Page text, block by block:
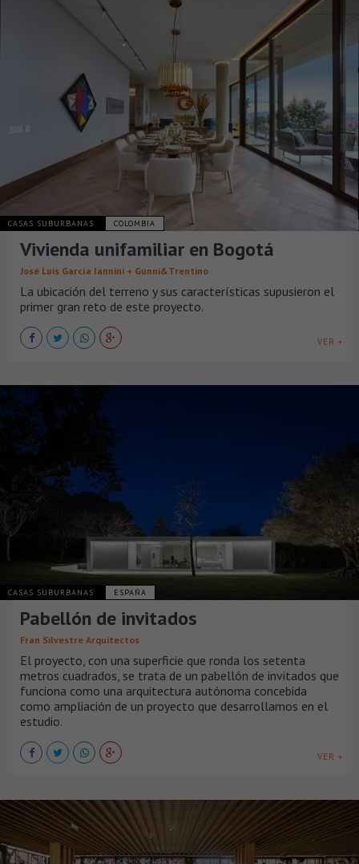
CASAS SUBURBANAS COLOMBIA
Vivienda unifamiliar en Bogotá
José Luis García Iannini + Gunni&Trentino
La ubicación del terreno y sus características supusieron el
primer gran reto de este proyecto.
VER +
CASAS SUBURBANAS ESPAÑA
Pabellón de invitados
Fran Silvestre Arquitectos
El proyecto, con una superficie que ronda los setenta
metros cuadrados, se trata de un pabellón de invitados que
funciona como una arquitectura autónoma concebida
como ampliación de un proyecto que desarrollamos en el
estudio.
VER +